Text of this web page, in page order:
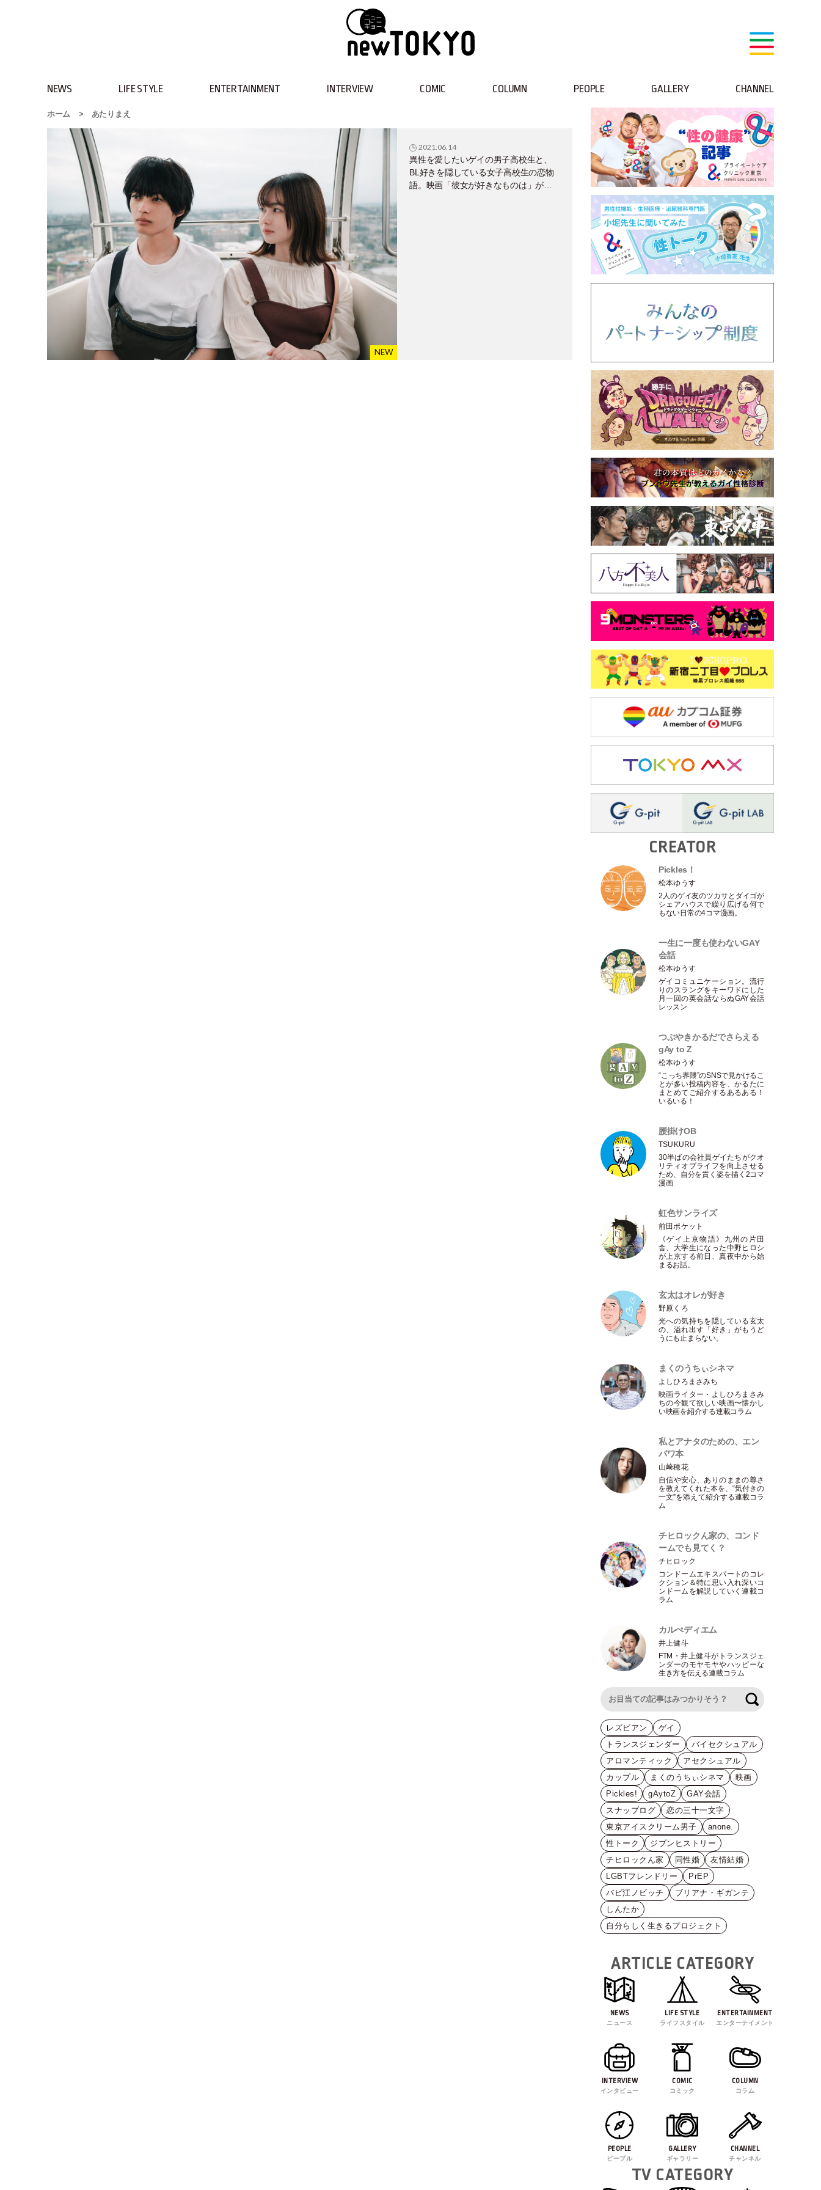
NEWS LIFE STYLE ENTERTAINMENT INTERVIEW COMIC COLUMN PEOPLE GALLERY CHANNEL
ホーム > あたりまえ
2021.06.14
異性を愛したいゲイの男子高校生と、
BL好きを隠している女子高校生の恋物
語。映画「彼女が好きなものは」が
CREATOR
Pickles！
松本ゆうす
2人のゲイ友のツカサとダイゴが
シェアハウスで繰り広げる何で
もない日常の4コマ漫画。
一生に一度も使わないGAY
会話
松本ゆうす
ゲイコミュニケーション。流行
りのスラングをキーワドにした
月一回の英会話ならぬGAY会話
レッスン
つぶやきかるだでさらえる
gAy to Z
松本ゆうす
“こっち界隈”のSNSで見かけるこ
とが多い投稿内容を、かるたに
まとめてご紹介するあるある！
いるいる！
腰掛けOB
TSUKURU
30半ばの会社員ゲイたちがクオ
リティオブライフを向上させる
ため、自分を貫く姿を描く2コマ
漫画
虹色サンライズ
前田ポケット
《ゲイ上京物語》九州の片田
舎、大学生になった中野ヒロシ
が上京する前日、真夜中から始
まるお話。
玄太はオレが好き
野原くろ
光への気持ちを隠している玄太
の、溢れ出す 「好き 」がもうど
うにも止まらない。
まくのうちぃシネマ
よしひろまさみち
映画ライター ・ よしひろまさみ
ちの今観て欲しい映画〜懐かし
い映画を紹介する連載コラム
私とアナタのための、エン
パワ本
山﨑穂花
自信や安心、ありのままの尊さ
を教えてくれた本を、“気付きの
一文”を添えて紹介する連載コラ
ム
チヒロックん家の、コンド
ームでも見てく？
チヒロック
コンドームエキスパートのコレ
クション＆特に思い入れ深いコ
ンドームを解説していく連載コ
ラム
カルぺディエム
井上健斗
FTM ・井上健斗がトランスジェ
ンダーのモヤモヤやハッピーな
生き方を伝える連載コラム
レズビアン
ゲイ
トランスジェンダー
バイセクシュアル
アロマンティック
アセクシュアル
カップル
まくのうちぃシネマ
映画
Pickles!
gAytoZ
GAY会話
スナップログ
恋の三十一文字
東京アイスクリーム男子
anone.
性トーク
ジブンヒストリー
チヒロックん家
同性婚
友情結婚
LGBTフレンドリー
PrEP
バビ江ノビッチ
ブリアナ・ギガンテ
しんたか
自分らしく生きるプロジェクト
ARTICLE CATEGORY
NEWS
ニュース
LIFE STYLE
ライフスタイル
ENTERTAINMENT
エンターテイメント
INTERVIEW
インタビュー
COMIC
コミック
COLUMN
コラム
PEOPLE
ピープル
GALLERY
ギャラリー
CHANNEL
チャンネル
TV CATEGORY